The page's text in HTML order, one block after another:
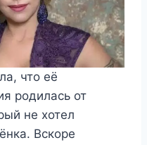
что её
родилась от
не хотел
Вскоре